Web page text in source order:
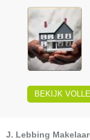
BEKIJK
J. Lebbing